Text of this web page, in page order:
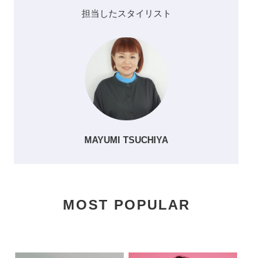
担当したスタイリスト
MAYUMI TSUCHIYA
MOST POPULAR